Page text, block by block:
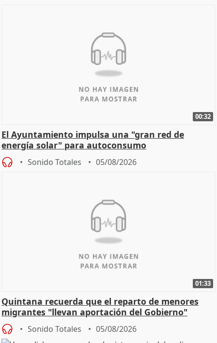
00:32
El Ayuntamiento impulsa una "gran red de
energía solar" para autoconsumo
Sonido Totales 05/08/2026
01:33
Quintana recuerda que el reparto de menores
migrantes "llevan aportación del Gobierno"
central
Sonido Totales 05/08/2026